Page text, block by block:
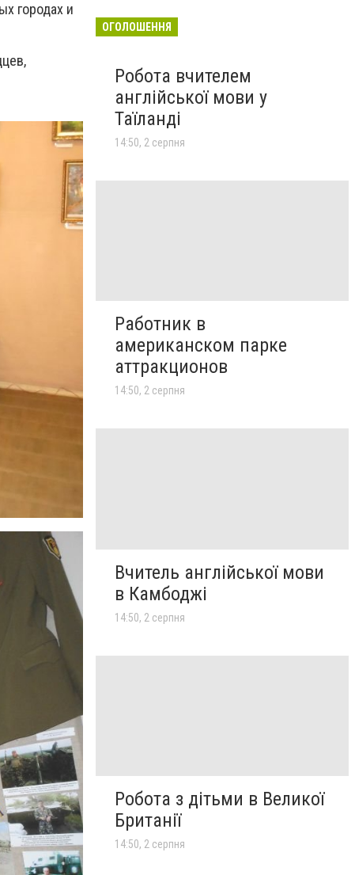
городах и
ОГОЛОШЕННЯ
Робота вчителем
англійської мови у
Таїланді
14:50, 2 серпня
Работник в
американском парке
аттракционов
14:50, 2 серпня
Вчитель англійської мови
в Камбоджі
14:50, 2 серпня
Робота з дітьми в Великої
Британії
14:50, 2 серпня